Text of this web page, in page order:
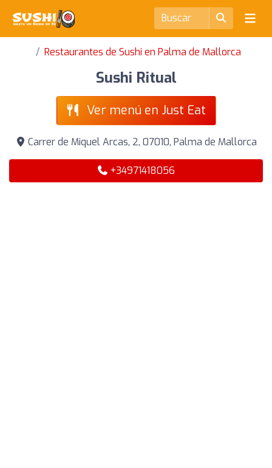
Restaurantes de Sushi en Palma de Mallorca
Sushi Ritual
Ver menú en Just Eat
Carrer de Miquel Arcas, 2, 07010, Palma de Mallorca
+34971418056